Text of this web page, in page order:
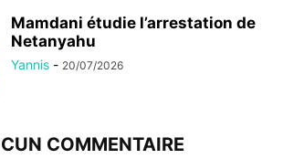
Mamdani étudie l’arrestation de
Netanyahu
Yannis - 20/07/2026
COMMENTAIRE